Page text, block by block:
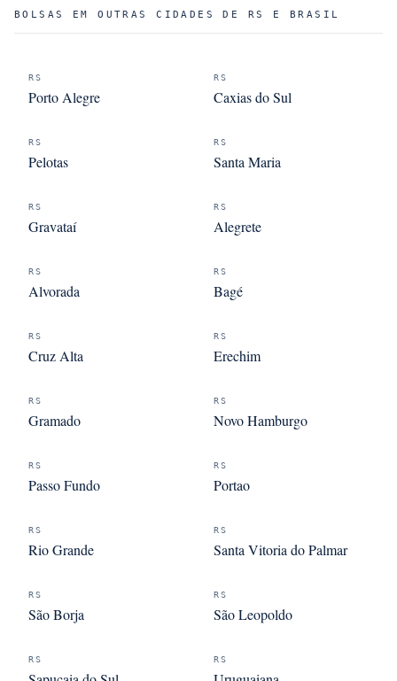
BOLSAS EM OUTRAS CIDADES DE RS E BRASIL
RS
Porto Alegre
RS
Caxias do Sul
RS
Pelotas
RS
Santa Maria
RS
Gravataí
RS
Alegrete
RS
Alvorada
RS
Bagé
RS
Cruz Alta
RS
Erechim
RS
Gramado
RS
Novo Hamburgo
RS
Passo Fundo
RS
Portao
RS
Rio Grande
RS
Santa Vitoria do Palmar
RS
São Borja
RS
São Leopoldo
RS RS